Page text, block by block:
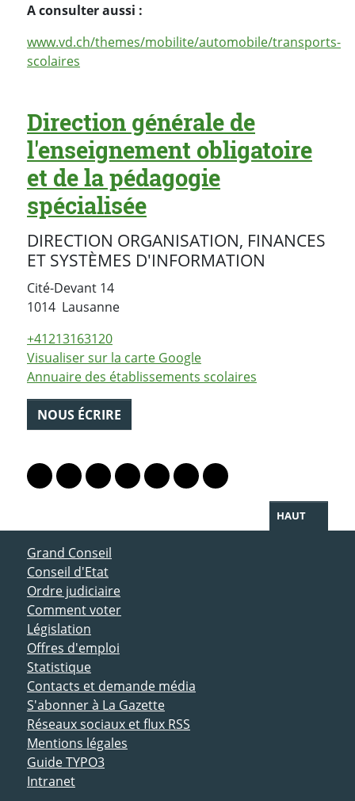
A consulter aussi :
www.vd.ch/themes/mobilite/automobile/transports-
scolaires
Direction générale de
l'enseignement obligatoire
et de la pédagogie
spécialisée
DIRECTION ORGANISATION, FINANCES
ET SYSTÈMES D'INFORMATION
Cité-Devant 14
1014 LausanneSuisse
+41213163120
Visualiser sur la carte Google
Annuaire des établissements scolaires
NOUS ÉCRIRE
Lien vers le profil Mastodon
Lien vers le profil Bluesky
Lien vers le profil Instagram
Lien vers le profil Linkedin
Lien vers le profil Facebook
Lien vers le profil Twitter
Partager par WhatsApp
HAUT
ACCÈS DIRECT
Grand Conseil
Conseil d'Etat
Ordre judiciaire
Comment voter
Législation
Offres d'emploi
Statistique
Contacts et demande média
S'abonner à La Gazette
Réseaux sociaux et flux RSS
Mentions légales
Guide TYPO3
Intranet